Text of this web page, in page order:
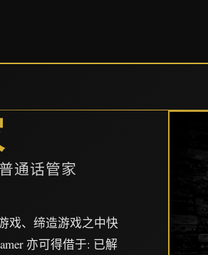
通话管家
戏、缔造游戏之中快
亦可得借于: 已解